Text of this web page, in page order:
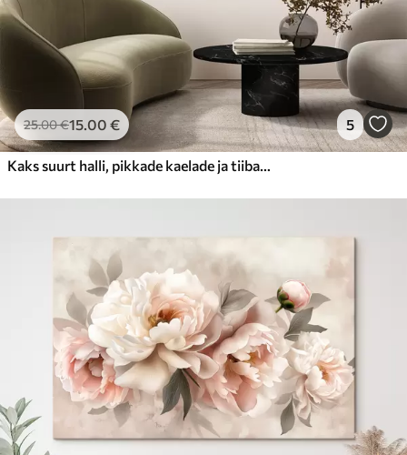
25.00€15.00 € 5
Kaks suurt halli, pikkade kaelade ja tiibadega kraanat, mis seisavad puudest ümbritsetud udujärves